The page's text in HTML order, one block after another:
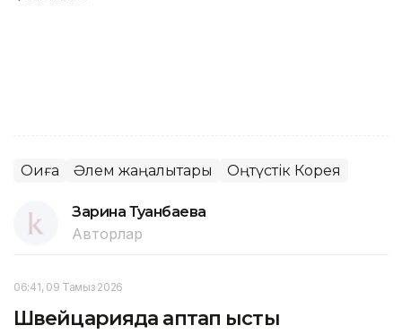
Оқиға Әлем жаңалықтары Оңтүстік Корея
Зарина Туғанбаева
Авторлар
06:41, 09 Тамыз 2026
Швейцарияда аптап ыстық